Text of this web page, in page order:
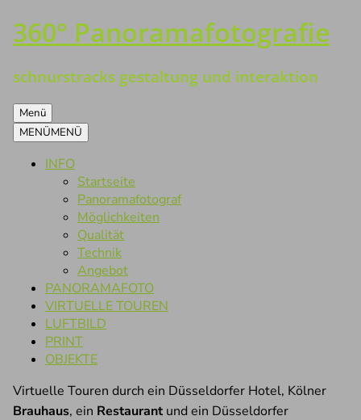
Zum
Inhalt
360° Panoramafotografie
schnurstracks gestaltung und interaktion
Menü
MENÜMENÜ
INFO
Startseite
Panoramafotograf
Möglichkeiten
Qualität
Technik
Angebot
PANORAMAFOTO
VIRTUELLE TOUREN
LUFTBILD
PRINT
OBJEKTE
Virtuelle Touren durch ein Düsseldorfer Hotel, Kölner
Brauhaus, ein Restaurant und ein Düsseldorfer